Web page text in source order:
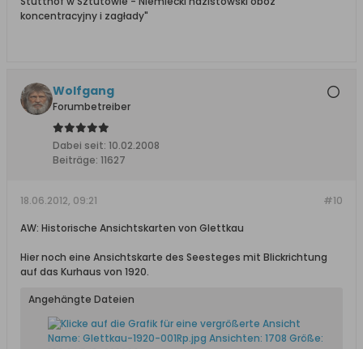
koncentracyjny i zagłady"
Wolfgang
Forumbetreiber
Dabei seit: 10.02.2008
Beiträge: 11627
#10
18.06.2012, 09:21
AW: Historische Ansichtskarten von Glettkau
Hier noch eine Ansichtskarte des Seesteges mit Blickrichtung
auf das Kurhaus von 1920.
Angehängte Dateien